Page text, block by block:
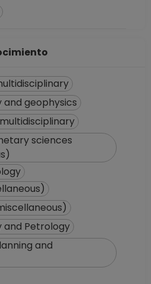
AYUDANTE
Definitivo
Facultad de
Ciencias
Desde 01-05-2015
hasta 31-07-2015
PROFESOR B TP No
Facultad de
Ciencias
Desde 16-07-2012
hasta 30-09-2012
AYUDANTE
PROFESOR B TP No
geophysics
sciences
and Petrology
and